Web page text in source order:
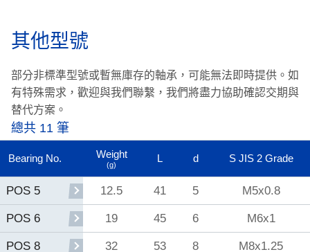
其他型號
部分非標準型號或暫無庫存的軸承，可能無法即時提供。 如
有特殊需求，歡迎與我們聯繫，我們將盡力協助確認交期與
替代方案。
總共 11 筆
Bearing No. Weight
(g)
L d S JIS 2 Grade
POS 5 12.5 41 5 M5x0.8
POS 6 19 45 6 M6x1
POS 8 32 53 8 M8x1.25